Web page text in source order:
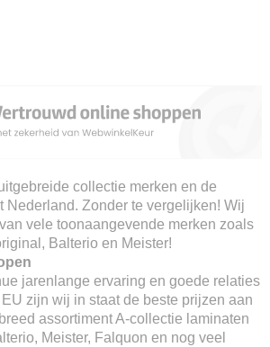
collectie merken en de
Nederland. Zonder te vergelijken! Wij
vele toonaangevende merken zoals
Balterio en Meister!
jarenlange ervaring en goede relaties
zijn wij in staat de beste prijzen aan
assortiment A-collectie laminaten
Meister, Falquon en nog veel